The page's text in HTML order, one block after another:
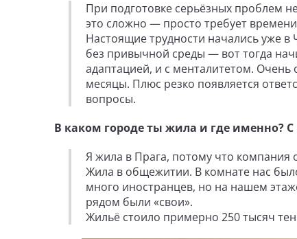
При подготовке серьёзных проблем
это сложно — просто требует
Настоящие трудности начались уже в
без привычной среды — вот тогда
адаптацией, и с менталитетом.
месяцы. Плюс резко появляется
вопросы.
В каком городе ты жила и где именно?
Я жила в Прага, потому что компания
Жила в общежитии. В комнате нас
много иностранцев, но на нашем
рядом были «свои».
Жильё стоило примерно 250 тысяч